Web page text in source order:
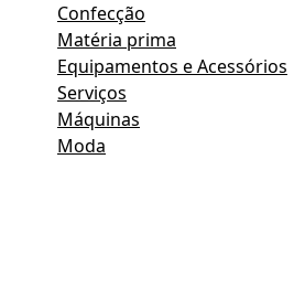
Confecção
Matéria prima
Equipamentos e Acessórios
Serviços
Máquinas
Moda